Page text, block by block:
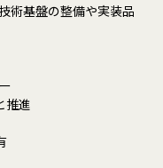
術基盤の整備や実装品
推進